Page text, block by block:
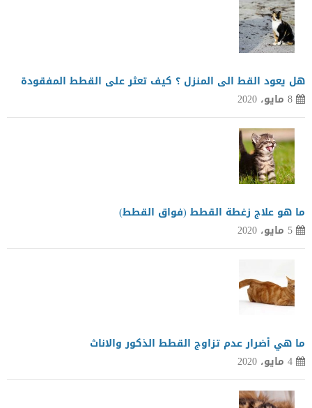
هل يعود القط الى المنزل ؟ كيف تعثر على القطط المفقودة
8 مايو، 2020
ما هو علاج زغطة القطط (فواق القطط)
5 مايو، 2020
ما هي أضرار عدم تزاوج القطط الذكور والاناث
4 مايو، 2020